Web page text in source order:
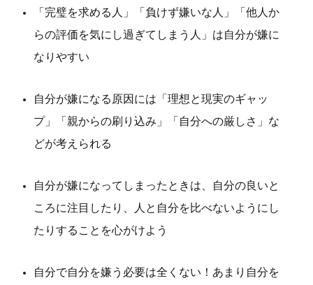
「完璧を求める人」「負けず嫌いな人」「他人か
らの評価を気にし過ぎてしまう人」は自分が嫌に
なりやすい
自分が嫌になる原因には「理想と現実のギャッ
プ」「親からの刷り込み」「自分への厳しさ」な
どが考えられる
自分が嫌になってしまったときは、自分の良いと
ころに注目したり、人と自分を比べないようにし
たりすることを心がけよう
自分で自分を嫌う必要は全くない！あまり自分を